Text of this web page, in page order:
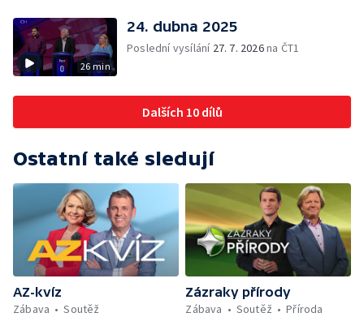
26 min
24. dubna 2025
Poslední vysílání 27. 7. 2026na ČT1
Dalších 10 dílů
Ostatní také sledují
AZ-kvíz
Zábava
Soutěž
Zázraky přírody
Zábava
Soutěž Příroda